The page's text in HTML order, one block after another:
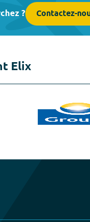
? Contactez-
Elix